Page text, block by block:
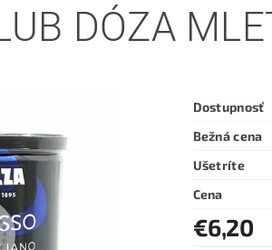
DÓZA
Dostupnosť
Bežná cena
Ušetríte
Cena
€6,20